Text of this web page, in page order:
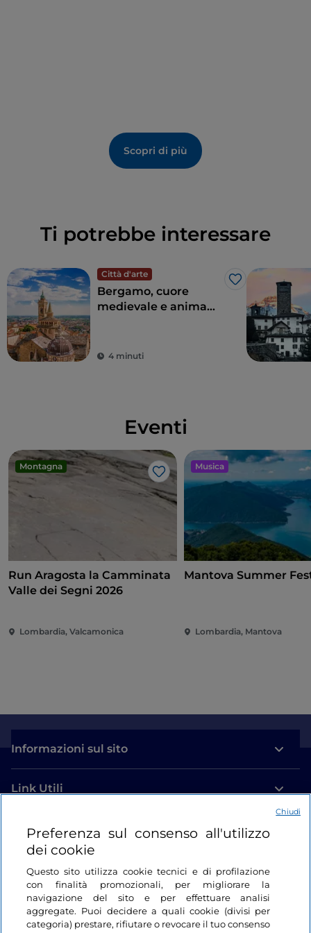
Scopri di più
Ti potrebbe interessare
Città d'arte
Like
Bergamo, cuore
medievale e anima
4 minuti
Eventi
Montagna
Like
Run Aragosta la Camminata
Valle dei Segni 2026
Lombardia, Valcamonica
Musica
Mantova Summer
Lombardia, Mantova
Informazioni sul sito
Link Utili
Login
Restiamo in contatto
Preferenza sul consenso all'utilizzo
dei cookie
Questo sito utilizza cookie tecnici e di profilazione
con finalità promozionali, per migliorare la
navigazione del sito e per effettuare analisi
aggregate. Puoi decidere a quali cookie (divisi per
categoria) prestare, rifiutare o revocare il tuo consenso
Chiudi